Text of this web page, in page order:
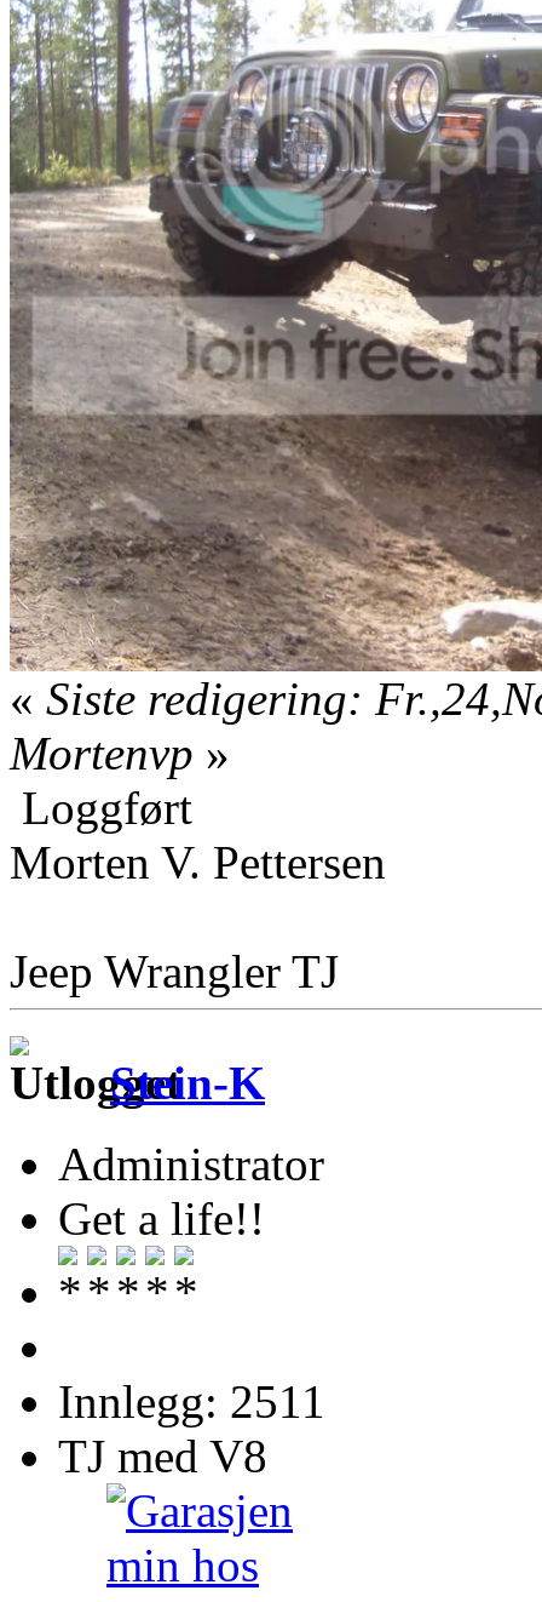
« Siste redigering:
Mortenvp »
Loggført
Morten V. Pettersen
Jeep Wrangler TJ
Stein-K
Administrator
Get a life!!
Innlegg: 2511
TJ med V8